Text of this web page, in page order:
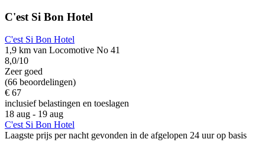
C'est Si Bon Hotel
C'est Si Bon Hotel
1,9 km van Locomotive No 41
8,0/10
Zeer goed
(66 beoordelingen)
€ 67
inclusief belastingen en toeslagen
18 aug - 19 aug
C'est Si Bon Hotel
Laagste prijs per nacht gevonden in de afgelopen 24 uur op basis